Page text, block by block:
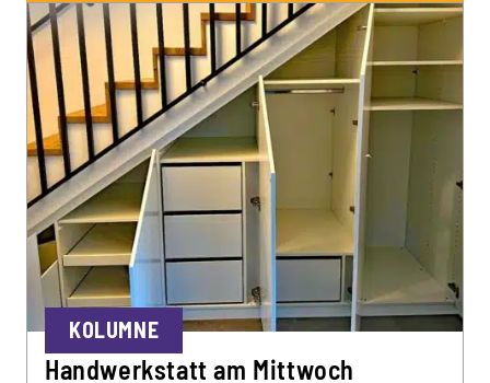
KOLUMNE
Handwerkstatt am Mittwoch